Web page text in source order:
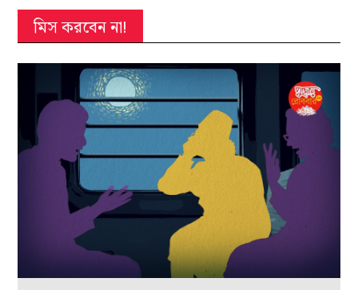
মিস করবেন না!